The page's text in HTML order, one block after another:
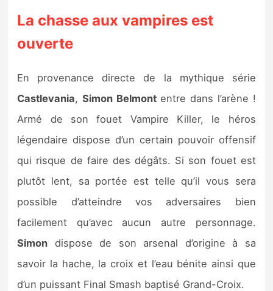
Previews
Précommandes
Précommandes jeux Switch 2
Sorties de jeux
Bons plans
La chasse aux vampires est
ouverte
En provenance directe de la mythique série
Castlevania, Simon Belmontentre dans l’arène !
Armé de son fouet Vampire Killer, le héros
légendaire dispose d’un certain pouvoir offensif
qui risque de faire des dégâts. Si son fouet est
plutôt lent, sa portée est telle qu’il vous sera
possible d’atteindre vos adversaires bien
facilement qu’avec aucun autre personnage.
Simon dispose de son arsenal d’origine à sa
savoir la hache, la croix et l’eau bénite ainsi que
d’un puissant Final Smash baptisé Grand-Croix.